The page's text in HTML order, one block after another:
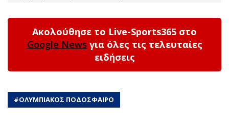
Ακολούθησε το Live-Sports365 στο
Google News για όλες τις τελευταίες
ειδήσεις
#ΟΛΥΜΠΙΑΚΟΣ ΠΟΔΟΣΦΑΙΡΟ